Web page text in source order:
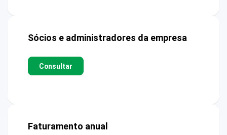
Sócios e administradores da empresa
Consultar
Faturamento anual